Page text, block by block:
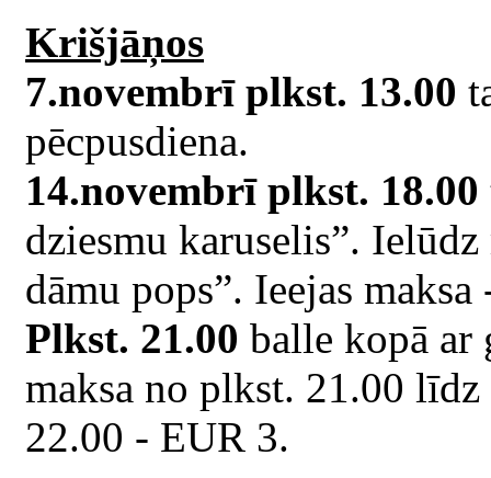
Krišjāņos
7.novembrī plkst. 13.00
pēcpusdiena.
14.novembrī plkst. 18.00
dziesmu karuselis”.
dāmu pops”. Ieejas
Plkst. 21.00 balle kopā ar
maksa no plkst. 21.00
22.00 - EUR 3.